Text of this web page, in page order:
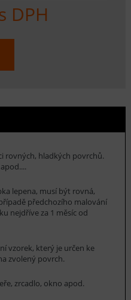
DPH
rovných, hladkých povrchů.
lepena, musí být rovná,
předchozího malování
nejdříve za 1 měsíc od
vzorek, který je určen ke
zvolený povrch.
zrcadlo, okno apod.